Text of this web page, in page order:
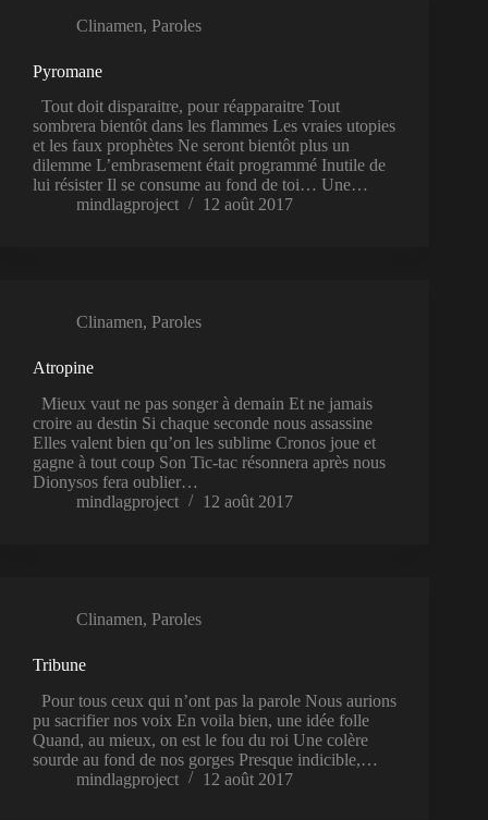
Clinamen, Paroles
Pyromane
Tout doit disparaitre, pour réapparaitre Tout
sombrera bientôt dans les flammes Les vraies utopies
et les faux prophètes Ne seront bientôt plus un
dilemme L’embrasement était programmé Inutile de
lui résister Il se consume au fond de toi… Une…
mindlagproject
12 août 2017
Clinamen, Paroles
Atropine
Mieux vaut ne pas songer à demain Et ne jamais
croire au destin Si chaque seconde nous assassine
Elles valent bien qu’on les sublime Cronos joue et
gagne à tout coup Son Tic-tac résonnera après nous
Dionysos fera oublier…
mindlagproject
12 août 2017
Clinamen, Paroles
Tribune
Pour tous ceux qui n’ont pas la parole Nous aurions
pu sacrifier nos voix En voila bien, une idée folle
Quand, au mieux, on est le fou du roi Une colère
sourde au fond de nos gorges Presque indicible,…
mindlagproject
12 août 2017